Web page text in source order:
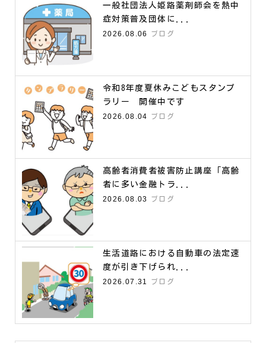
一般社団法人姫路薬剤師会を熱中
症対策普及団体に...
2026.08.06
ブログ
令和8年度夏休みこどもスタンプ
ラリー 開催中です
2026.08.04
ブログ
高齢者消費者被害防止講座「高齢
者に多い金融トラ...
2026.08.03
ブログ
生活道路における自動車の法定速
度が引き下げられ...
2026.07.31
ブログ